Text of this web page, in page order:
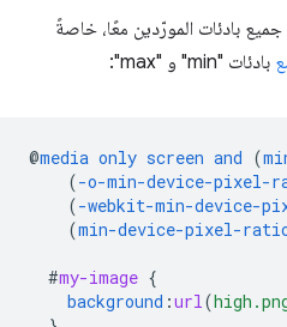
بادئات المورّدين معًا، خاصةً
بادئات "min" و "max":
@media only screen and (
(-o-min-device-pixel-
(-webkit-min-device-
(min-device-pixel-
#my-image {
background :url(